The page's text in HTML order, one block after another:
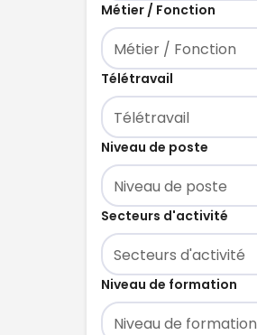
Métier / Fonction
Métier / Fonction
Télétravail
Télétravail
Niveau de poste
Niveau de poste
Secteurs d'activité
Secteurs d'activité
Niveau de formation
Niveau de formation